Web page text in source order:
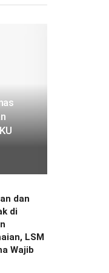
dan
di
LSM
Wajib